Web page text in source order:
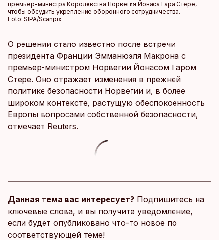
премьер-министра Королевства Норвегия Йонаса Гара Стере,
чтобы обсудить укрепление оборонного сотрудничества.
Foto: SIPA/Scanpix
О решении стало известно после встречи
президента Франции Эмманюэля Макрона с
премьер-министром Норвегии Йонасом Гаром
Стере. Оно отражает изменения в прежней
политике безопасности Норвегии и, в более
широком контексте, растущую обеспокоенность
Европы вопросами собственной безопасности,
отмечает Reuters.
Данная тема вас интересует? Подпишитесь на
ключевые слова, и вы получите уведомление,
если будет опубликовано что-то новое по
соответствующей теме!